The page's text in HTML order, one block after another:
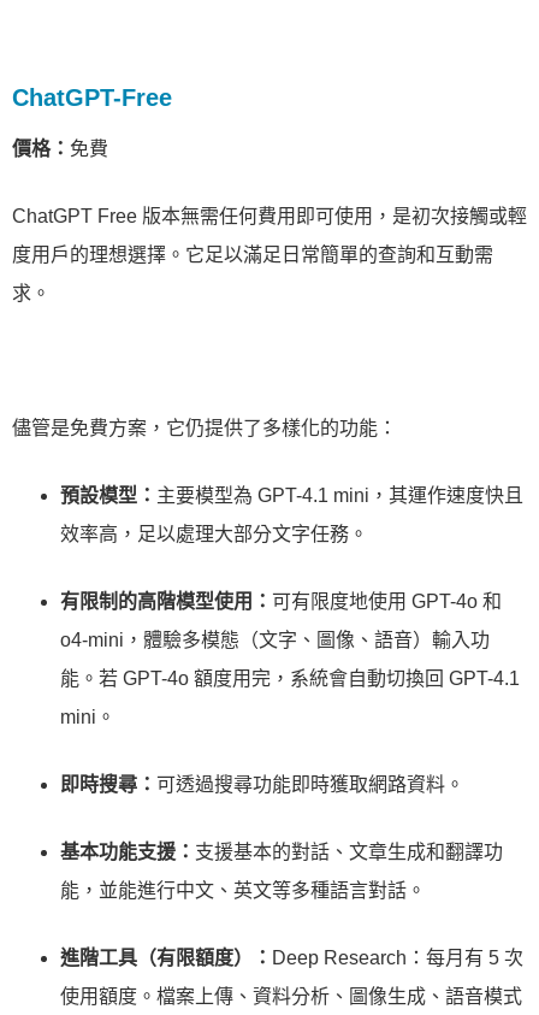
ChatGPT-Free
價格： 免費
ChatGPT Free 版本無需任何費用即可使用，是初次接觸或輕
度用戶的理想選擇。它足以滿足日常簡單的查詢和互動需
求。
儘管是免費方案，它仍提供了多樣化的功能：
預設模型： 主要模型為 GPT-4.1 mini，其運作速度快且
效率高，足以處理大部分文字任務。
有限制的高階模型使用： 可有限度地使用 GPT-4o 和
o4-mini，體驗多模態（文字、圖像、語音）輸入功
能。若 GPT-4o 額度用完，系統會自動切換回 GPT-4.1
mini。
即時搜尋： 可透過搜尋功能即時獲取網路資料。
基本功能支援： 支援基本的對話、文章生成和翻譯功
能，並能進行中文、英文等多種語言對話。
進階工具（有限額度）： Deep Research：每月有 5 次
使用額度。檔案上傳、資料分析、圖像生成、語音模式